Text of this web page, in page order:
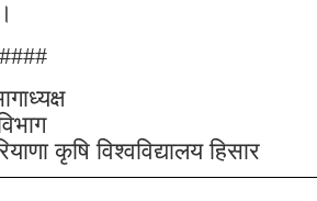
कृषि विश्वविद्यालय हिसार